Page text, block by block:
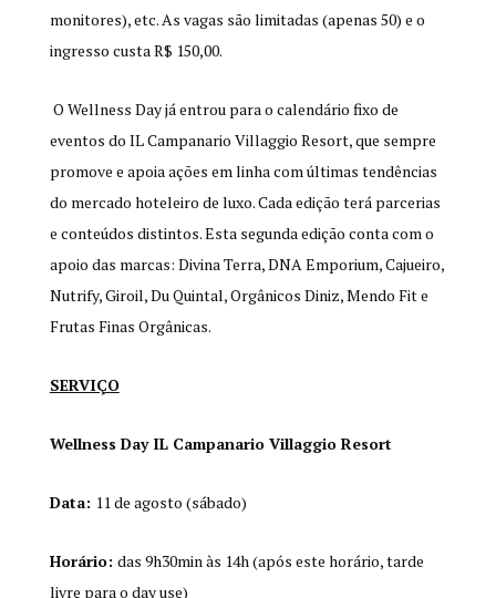
monitores), etc. As vagas são limitadas (apenas 50) e o
ingresso custa R$ 150,00.
O Wellness Day já entrou para o calendário fixo de
eventos do IL Campanario Villaggio Resort, que sempre
promove e apoia ações em linha com últimas tendências
do mercado hoteleiro de luxo. Cada edição terá parcerias
e conteúdos distintos. Esta segunda edição conta com o
apoio das marcas: Divina Terra, DNA Emporium, Cajueiro,
Nutrify, Giroil, Du Quintal, Orgânicos Diniz, Mendo Fit e
Frutas Finas Orgânicas.
SERVIÇO
Wellness Day IL Campanario Villaggio Resort
Data: 11 de agosto (sábado)
Horário: das 9h30min às 14h (após este horário, tarde
livre para o day use)